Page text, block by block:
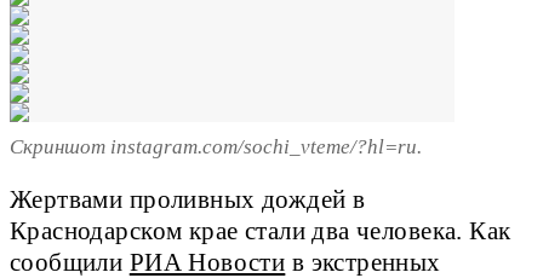
Скриншот instagram.com/sochi_vteme/?hl=ru.
Жертвами проливных дождей в
Краснодарском крае стали два человека. Как
сообщили РИА Новости в экстренных